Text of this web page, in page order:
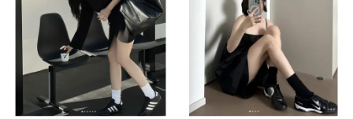
糖的份量
步骤：
1、准备好的香菇、青菜，腊肠切片备用。香菇泡发洗净之